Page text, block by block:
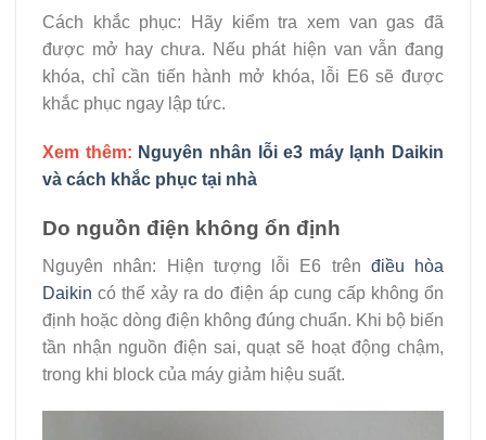
Cách khắc phục: Hãy kiểm tra xem van gas đã
được mở hay chưa. Nếu phát hiện van vẫn đang
khóa, chỉ cần tiến hành mở khóa, lỗi E6 sẽ được
khắc phục ngay lập tức.
Xem thêm: Nguyên nhân lỗi e3 máy lạnh Daikin
và cách khắc phục tại nhà
Do nguồn điện không ổn định
Nguyên nhân: Hiện tượng lỗi E6 trên điều hòa
Daikin có thể xảy ra do điện áp cung cấp không ổn
định hoặc dòng điện không đúng chuẩn. Khi bộ biến
tần nhận nguồn điện sai, quạt sẽ hoạt động chậm,
trong khi block của máy giảm hiệu suất.